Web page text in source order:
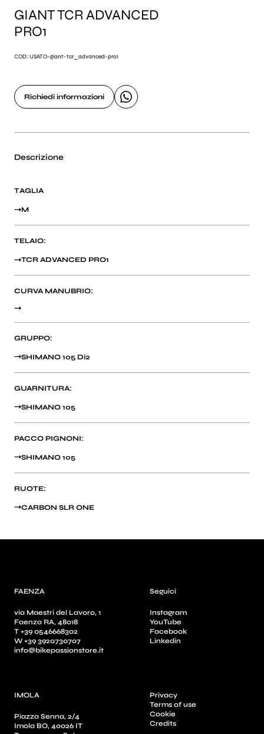
GIANT TCR ADVANCED
PRO1
COD: USATO-giant-tcr_advanced-pro1
Richiedi informazioni
Descrizione
TAGLIA
M
TELAIO:
TCR ADVANCED PRO1
CURVA MANUBRIO:
GRUPPO:
SHIMANO 105 Di2
GUARNITURA:
SHIMANO 105
PACCO PIGNONI:
SHIMANO 105
RUOTE:
CARBON SLR ONE
FAENZA
via Maestri del Lavoro, 1
Faenza RA, 48018
T +39 0546668302
W +39 3920730707
info@bikepassionstore.it
IMOLA
Piazza Senna, 2/4
Imola BO, 40026 IT
Seguici
Instagram
YouTube
Facebook
Linkedin
Privacy
Terms of use
Cookie
Credits